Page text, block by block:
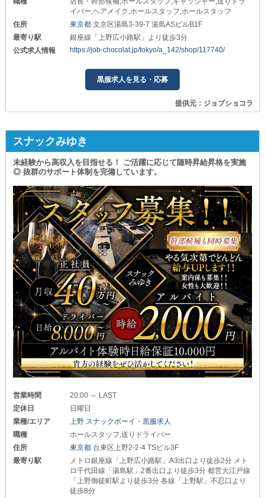
イバー,ヘアメイク,ホールスタッフ,ホールスタッフ
住所
東京都文京区湯島3-39-7 湯島ASビルB1F
最寄り駅
銀座線「上野広小路駅」より徒歩3分
公式求人情報
https://job-chocolat.jp/tokyo/a_142/shop/117740/
黒服求人を見る・応募
提供元：ジョブショコラ
スナックみゆき
未経験から高収入を目指せる！ ご活躍に応じて随時昇給昇格を実施
◎ 抜群のサポート体制を完備しています。
営業時間
20:00 ～ LAST
定休日
日曜日
業種/エリア
上野 スナックボーイ・黒服求人
職種
ホールスタッフ,送りドライバー
住所
東京都 台東区上野2-2-4 TSビル3F
最寄り駅
メトロ銀座線「上野広小路駅」A3出口より徒歩2分 メト
ロ千代田線「湯島駅」2番出口より徒歩3分 都営大江戸線
「上野御徒町駅より徒歩3分 各線「上野駅」不忍口より
徒歩8分